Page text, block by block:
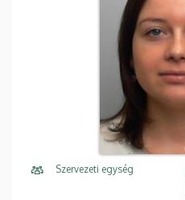
Szervezeti egység